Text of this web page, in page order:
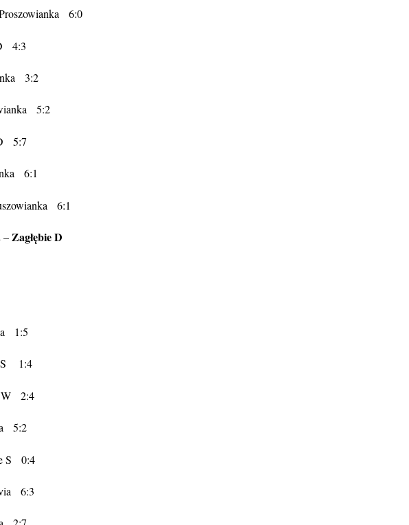
6:0
4:3
3:2
5:2
5:7
6:1
6:1
– Zagłębie D
1:5
S 1:4
W 2:4
5:2
S 0:4
6:3